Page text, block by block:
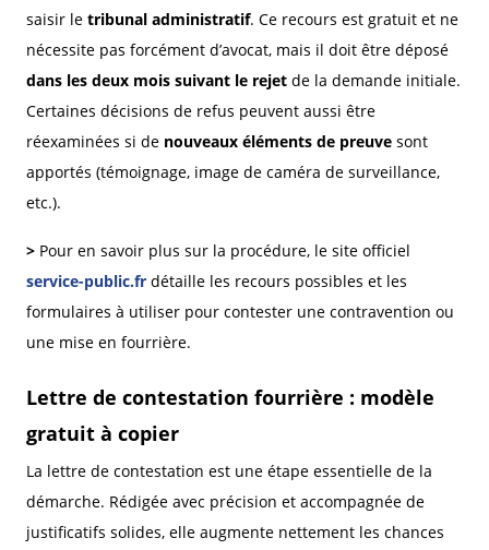
saisir le tribunal administratif. Ce recours est gratuit et ne
nécessite pas forcément d’avocat, mais il doit être déposé
dans les deux mois suivant le rejet de la demande initiale.
Certaines décisions de refus peuvent aussi être
réexaminées si de nouveaux éléments de preuve sont
apportés (témoignage, image de caméra de surveillance,
etc.).
> Pour en savoir plus sur la procédure, le site officiel
service-public.fr détaille les recours possibles et les
formulaires à utiliser pour contester une contravention ou
une mise en fourrière.
Lettre de contestation fourrière : modèle
gratuit à copier
La lettre de contestation est une étape essentielle de la
démarche. Rédigée avec précision et accompagnée de
justificatifs solides, elle augmente nettement les chances